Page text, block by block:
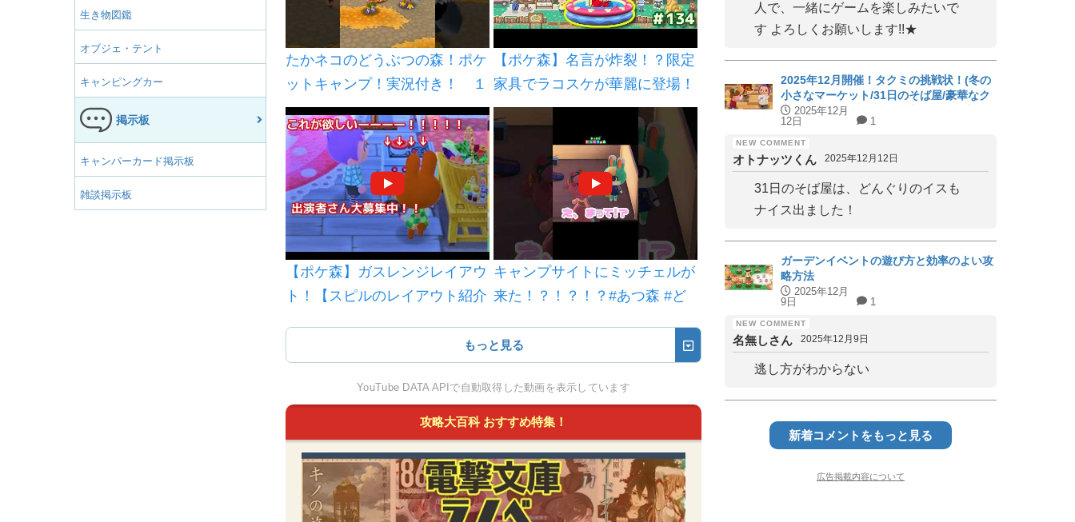
生き物図鑑
オブジェ・テント
キャンピングカー
掲示板
キャンパーカード掲示板
雑談掲示板
たかネコのどうぶつの森！ポケ
ットキャンプ！実況付き！ １
６話 完成！スポーティーなテ
ント！
【ポケ森】名言が炸裂！？限定
家具でラコスケが華麗に登場！
#134【どうぶつの森：ポケッ
トキャンプ】
【ポケ森】ガスレンジレイアウ
ト！【スピルのレイアウト紹介
キャンプサイトにミッチェルが
来た！？！？！？#あつ森 #ど
の森 #shortvideo #shorts #short
もっと見る
YouTube DATA APIで自動取得した動画を表示しています
攻略大百科 おすすめ特集！
人で、一緒にゲームを楽しみたいで
す よろしくお願いします!!★
2025年12月開催！タクミの挑戦状！(冬の
小さなマーケット/31日のそば屋/豪華なク
リスマス会)パーフェクト家具と代用家具
を紹介！【ハッピーホームアカデミー】
2025年12月
12日
1
オトナッツくん 2025年12月12日
31日のそば屋は、どんぐりのイスも
ナイス出ました！
ガーデンイベントの遊び方と効率のよい攻
略方法
2025年12月
9日
1
名無しさん 2025年12月9日
逃し方がわからない
新着コメントをもっと見る
広告掲載内容について